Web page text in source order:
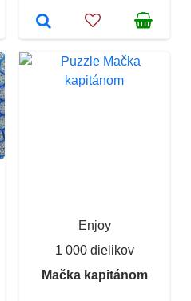
Enjoy
1 000 dielikov
Mačka kapitánom